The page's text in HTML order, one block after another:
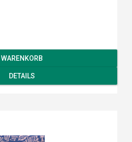
WARENKORB
DETAILS